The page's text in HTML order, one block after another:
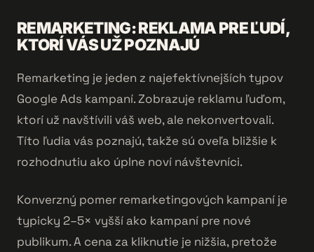
REMARKETING: REKLAMA PRE ĽUDÍ,
KTORÍ VÁS UŽ POZNAJÚ
Remarketing je jeden z najefektívnejších typov
Google Ads kampaní. Zobrazuje reklamu ľuďom,
ktorí už navštívili váš web, ale nekonvertovali.
Títo ľudia vás poznajú, takže sú oveľa bližšie k
rozhodnutiu ako úplne noví návštevníci.
Konverzný pomer remarketingových kampaní je
typicky 2–5× vyšší ako kampaní pre nové
publikum. A cena za kliknutie je nižšia, pretože